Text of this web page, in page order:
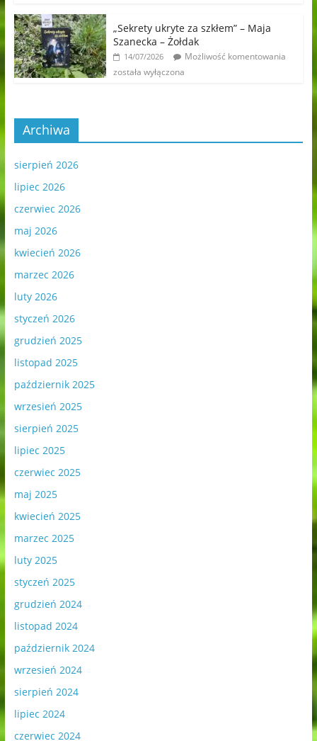
„Sekrety ukryte za szkłem” – Maja
Szanecka – Żołdak
14/07/2026
Możliwość komentowania
została wyłączona
Archiwa
sierpień 2026
lipiec 2026
czerwiec 2026
maj 2026
kwiecień 2026
marzec 2026
luty 2026
styczeń 2026
grudzień 2025
listopad 2025
październik 2025
wrzesień 2025
sierpień 2025
lipiec 2025
czerwiec 2025
maj 2025
kwiecień 2025
marzec 2025
luty 2025
styczeń 2025
grudzień 2024
listopad 2024
październik 2024
wrzesień 2024
sierpień 2024
lipiec 2024
czerwiec 2024